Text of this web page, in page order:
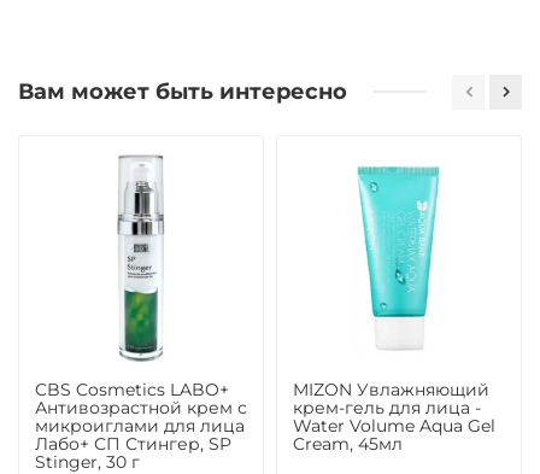
Вам может быть интересно
CBS Cosmetics LABO+
Антивозрастной крем с
микроиглами для лица
Лабо+ СП Стингер, SP
Stinger, 30 г
MIZON Увлажняющий
крем-гель для лица -
Water Volume Aqua Gel
Cream, 45мл